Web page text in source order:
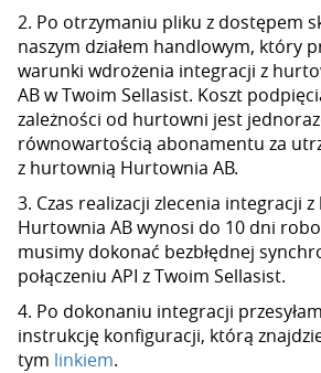
2. Po otrzymaniu pliku z dostępem
naszym działem handlowym, który
warunki wdrożenia integracji z
AB w Twoim Sellasist. Koszt
zależności od hurtowni jest
równowartością abonamentu za
z hurtownią Hurtownia AB.
3. Czas realizacji zlecenia integracji
Hurtownia AB wynosi do 10 dni
musimy dokonać bezbłędnej
połączeniu API z Twoim Sellasist.
4. Po dokonaniu integracji
instrukcję konfiguracji, którą
tym linkiem.